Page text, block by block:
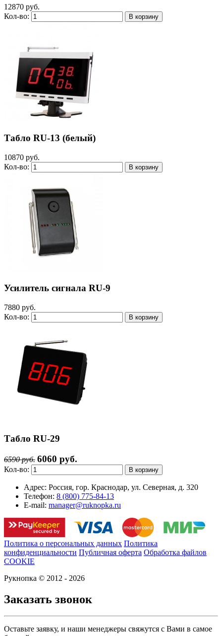
12870 руб.
Кол-во:
Табло RU-13 (белый)
10870 руб.
Кол-во:
Усилитель сигнала RU-9
7880 руб.
Кол-во:
Табло RU-29
6590 руб. 6060 руб.
Кол-во:
Адрес: Россия, гор. Краснодар, ул. Северная, д. 320
Телефон: 8 (800) 775-84-13
E-mail: manager@ruknopka.ru
Политика о персональных данных Политика
конфиденциальности Публичная оферта Обработка файлов
COOKIE
Рукнопка © 2012 - 2026
Заказать звонок
Оставьте заявку, и наши менеджеры свяжутся с Вами в самое